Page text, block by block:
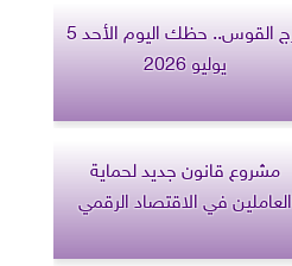
برج القوس.. حظك اليوم الأحد 5
يوليو 2026
مشروع قانون جديد لحماية
العاملين في الاقتصاد الرقمي